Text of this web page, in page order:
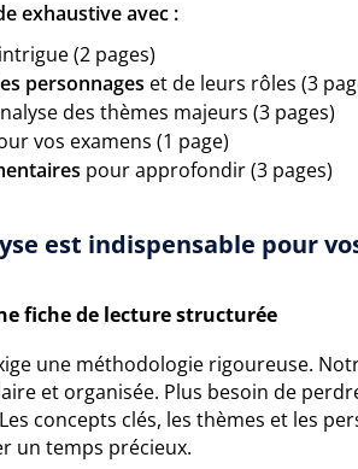
exhaustive avec :
(2 pages)
personnages et de leurs rôles (3
des thèmes majeurs (3 pages)
vos examens (1 page)
pour approfondir (3 pages)
est indispensable pour
fiche de lecture structurée
une méthodologie rigoureuse.
et organisée. Plus besoin de
concepts clés, les thèmes et les
un temps précieux.